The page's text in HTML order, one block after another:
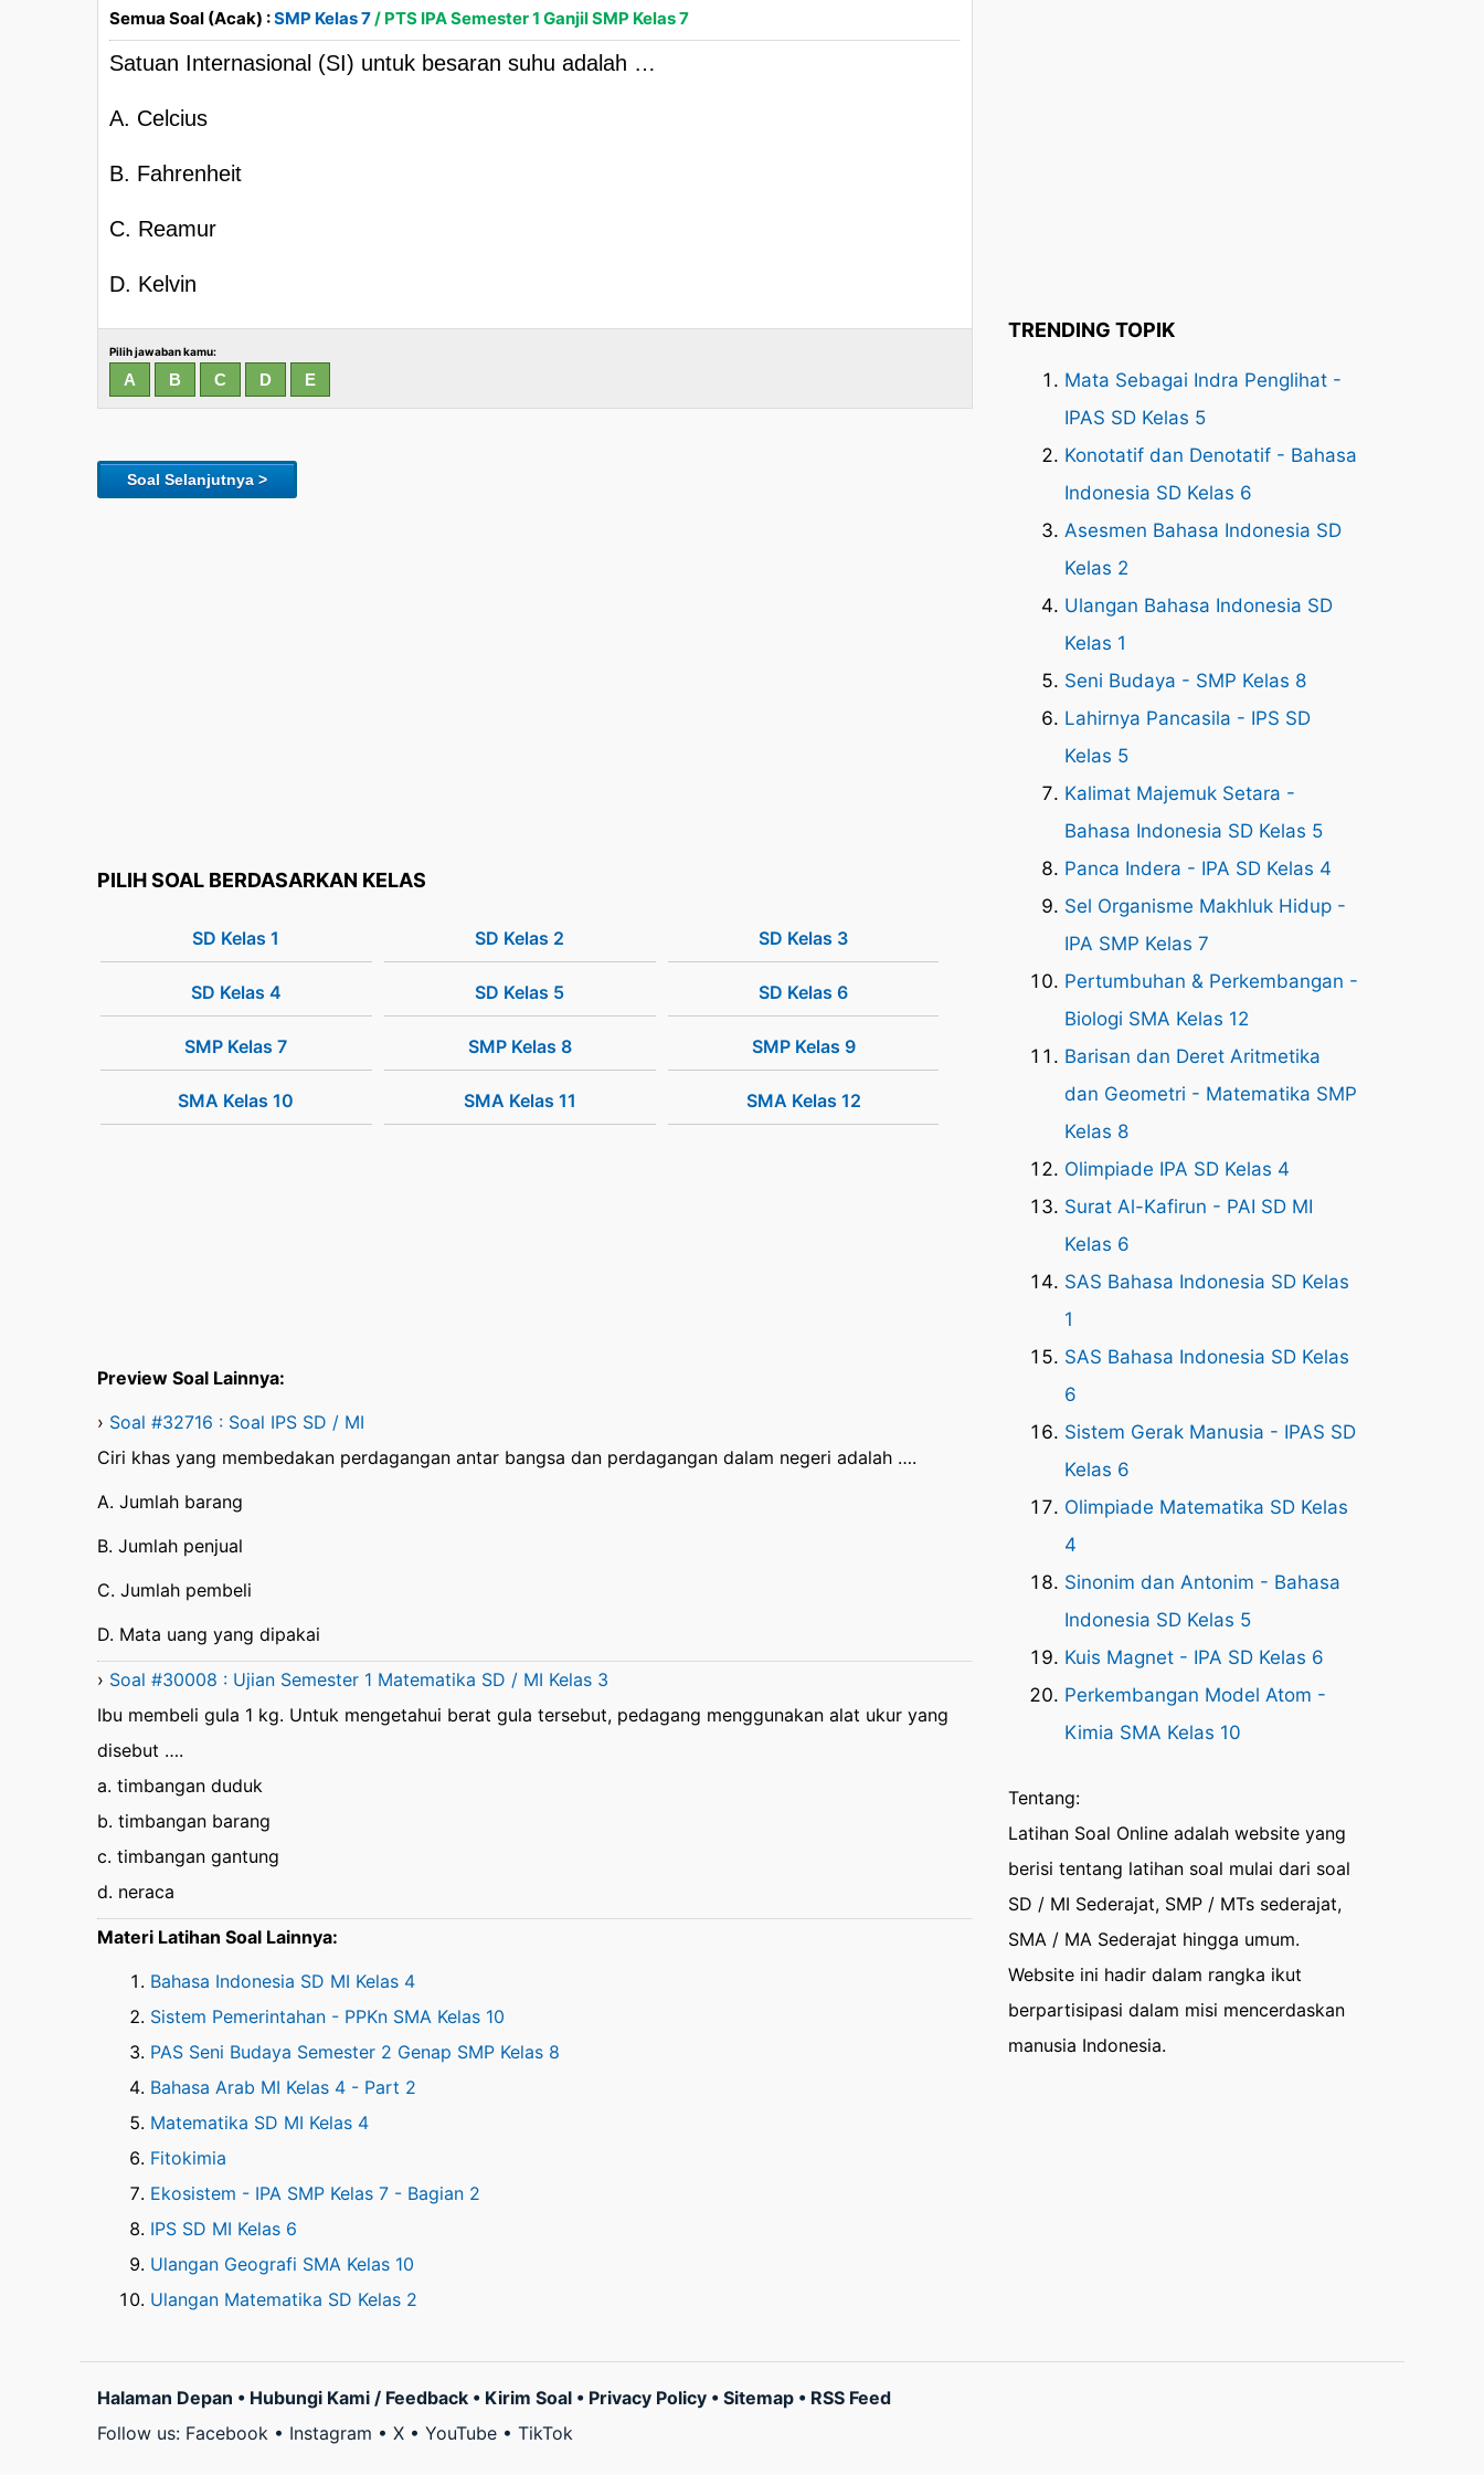
Semua Soal (Acak) :SMP Kelas 7/ PTS IPA Semester 1 Ganjil SMP Kelas 7
Satuan Internasional (SI) untuk besaran suhu adalah …
A. Celcius
B. Fahrenheit
C. Reamur
D. Kelvin
Pilih jawaban kamu:
Soal Selanjutnya >
PILIH SOAL BERDASARKAN KELAS
SD Kelas 1 SD Kelas 2 SD Kelas 3
SD Kelas 4 SD Kelas 5 SD Kelas 6
SMP Kelas 7 SMP Kelas 8 SMP Kelas 9
SMA Kelas 10 SMA Kelas 11 SMA Kelas 12
Preview Soal Lainnya:
› Soal #32716 : Soal IPS SD / MI
Ciri khas yang membedakan perdagangan antar bangsa dan perdagangan dalam negeri adalah ….
A. Jumlah barang
B. Jumlah penjual
C. Jumlah pembeli
D. Mata uang yang dipakai
› Soal #30008 : Ujian Semester 1 Matematika SD / MI Kelas 3
Ibu membeli gula 1 kg. Untuk mengetahui berat gula tersebut, pedagang menggunakan alat ukur yang
disebut ….
a. timbangan duduk
b. timbangan barang
c. timbangan gantung
d. neraca
Materi Latihan Soal Lainnya:
Bahasa Indonesia SD MI Kelas 4
Sistem Pemerintahan - PPKn SMA Kelas 10
PAS Seni Budaya Semester 2 Genap SMP Kelas 8
Bahasa Arab MI Kelas 4 - Part 2
Matematika SD MI Kelas 4
Fitokimia
Ekosistem - IPA SMP Kelas 7 - Bagian 2
IPS SD MI Kelas 6
Ulangan Geografi SMA Kelas 10
Ulangan Matematika SD Kelas 2
TRENDING TOPIK
Mata Sebagai Indra Penglihat -
IPAS SD Kelas 5
Konotatif dan Denotatif - Bahasa
Indonesia SD Kelas 6
Asesmen Bahasa Indonesia SD
Kelas 2
Ulangan Bahasa Indonesia SD
Kelas 1
Seni Budaya - SMP Kelas 8
Lahirnya Pancasila - IPS SD
Kelas 5
Kalimat Majemuk Setara -
Bahasa Indonesia SD Kelas 5
Panca Indera - IPA SD Kelas 4
Sel Organisme Makhluk Hidup -
IPA SMP Kelas 7
Pertumbuhan & Perkembangan -
Biologi SMA Kelas 12
Barisan dan Deret Aritmetika
dan Geometri - Matematika SMP
Kelas 8
Olimpiade IPA SD Kelas 4
Surat Al-Kafirun - PAI SD MI
Kelas 6
SAS Bahasa Indonesia SD Kelas
1
SAS Bahasa Indonesia SD Kelas
6
Sistem Gerak Manusia - IPAS SD
Kelas 6
Olimpiade Matematika SD Kelas
4
Sinonim dan Antonim - Bahasa
Indonesia SD Kelas 5
Kuis Magnet - IPA SD Kelas 6
Perkembangan Model Atom -
Kimia SMA Kelas 10
Tentang:
Latihan Soal Online adalah website yang
berisi tentang latihan soal mulai dari soal
SD / MI Sederajat, SMP / MTs sederajat,
SMA / MA Sederajat hingga umum.
Website ini hadir dalam rangka ikut
berpartisipasi dalam misi mencerdaskan
manusia Indonesia.
Halaman Depan • Hubungi Kami / Feedback • Kirim Soal • Privacy Policy • Sitemap • RSS Feed
Follow us: Facebook • Instagram • X • YouTube • TikTok